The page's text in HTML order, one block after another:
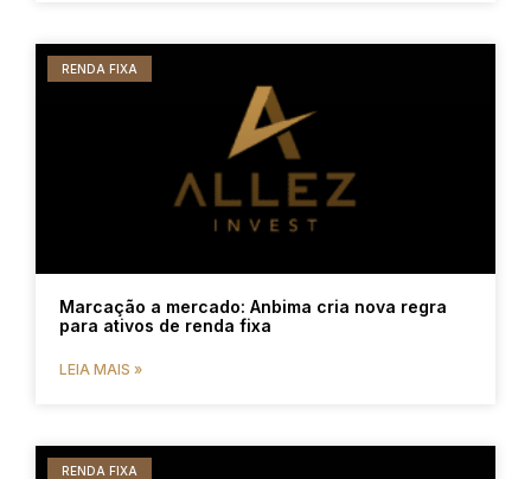
RENDA FIXA
Marcação a mercado: Anbima cria nova regra
para ativos de renda fixa
LEIA MAIS »
RENDA FIXA